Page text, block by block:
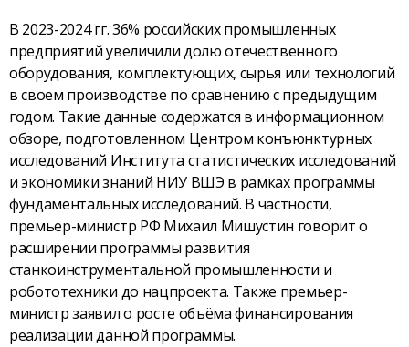
В 2023-2024 гг. 36% российских промышленных
предприятий увеличили долю отечественного
оборудования, комплектующих, сырья или технологий
в своем производстве по сравнению с предыдущим
годом. Такие данные содержатся в информационном
обзоре, подготовленном Центром конъюнктурных
исследований Института статистических исследований
и экономики знаний НИУ ВШЭ в рамках программы
фундаментальных исследований. В частности,
премьер-министр РФ Михаил Мишустин говорит о
расширении программы развития
станкоинструментальной промышленности и
робототехники до нацпроекта. Также премьер-
министр заявил о росте объёма финансирования
реализации данной программы.